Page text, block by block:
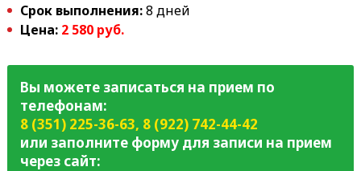
Срок выполнения:8 дней
Цена: 2 580 руб.
Вы можете записаться на прием по
телефонам:
8 (351) 225-36-63, 8 (922) 742-44-42
или заполните форму для записи на прием
через сайт: